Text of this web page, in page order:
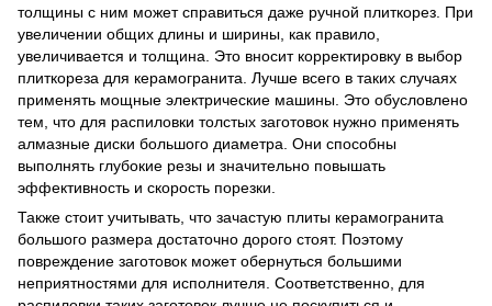
толщины с ним может справиться даже ручной плиткорез. При
увеличении общих длины и ширины, как правило,
увеличивается и толщина. Это вносит корректировку в выбор
плиткореза для керамогранита. Лучше всего в таких случаях
применять мощные электрические машины. Это обусловлено
тем, что для распиловки толстых заготовок нужно применять
алмазные диски большого диаметра. Они способны
выполнять глубокие резы и значительно повышать
эффективность и скорость порезки.
Также стоит учитывать, что зачастую плиты керамогранита
большого размера достаточно дорого стоят. Поэтому
повреждение заготовок может обернуться большими
неприятностями для исполнителя. Соответственно, для